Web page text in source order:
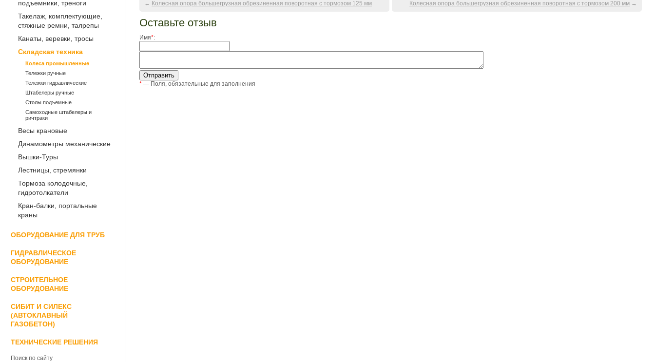
подъемники, треноги
Такелаж, комплектующие,
стяжные ремни, талрепы
Канаты, веревки, тросы
Складская техника
Колеса промышленные
Тележки ручные
Тележки гидравлические
Штабелеры ручные
Столы подъемные
Самоходные штабелеры и
ричтраки
Весы крановые
Динамометры механические
Вышки-Туры
Лестницы, стремянки
Тормоза колодочные,
гидротолкатели
Кран-балки, портальные
краны
ОБОРУДОВАНИЕ ДЛЯ ТРУБ
ГИДРАВЛИЧЕСКОЕ
ОБОРУДОВАНИЕ
СТРОИТЕЛЬНОЕ
ОБОРУДОВАНИЕ
СИБИТ И СИЛЕКС
(АВТОКЛАВНЫЙ
ГАЗОБЕТОН)
ТЕХНИЧЕСКИЕ РЕШЕНИЯ
Поиск по сайту
← Колесная опора большегрузная обрезиненная поворотная с тормозом 125 мм Колесная опора большегрузная обрезиненная поворотная с тормозом 200 мм →
Оставьте отзыв
Имя*:
* — Поля, обязательные для заполнения